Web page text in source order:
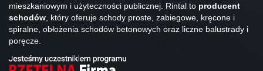
mieszkaniowym i użyteczności publicznej. Rintal to producent
schodów, który oferuje schody proste, zabiegowe, kręcone i
spiralne, obłożenia schodów betonowych oraz liczne balustrady i
poręcze.